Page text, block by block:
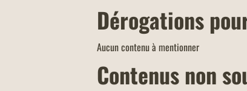
Dérogations
Aucun contenu à mentionner
Contenus non